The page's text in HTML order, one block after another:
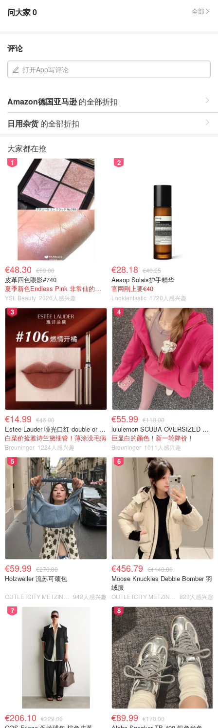
问大家0 全部
评论
打开App写评论
Amazon德国亚马逊的全部折扣
日用杂货的全部折扣
大家都在抢
1
€48.30 €69.00
皮革四色眼影#740
夏季新色Endless Pink 非常仙的亮片盘！
YSL Beauty 2026人感兴趣
2
€28.18 €40.25
Aesop Solais护手精华
官网刚上要€40
Lookfantastic 1720人感兴趣
3
€14.99 €46.00
Estee Lauder 哑光口红 double or nothing色号
白菜价捡雅诗兰黛细管！薄涂没毛病
Breuninger 1224人感兴趣
4
€55.99 €118.00
lululemon SCUBA OVERSIZED 半拉链卫衣 紫红色
巨显白的颜色！新一轮降价！
Breuninger 1011人感兴趣
5
€59.99 €270.00
Holzweiler 流苏可颂包
942人感兴趣
6
€456.79 €1140.00
Moose Knuckles Debbie Bomber 羽
绒服
829人感兴趣
7
€206.10 €229.00
8
€89.99 €170.00